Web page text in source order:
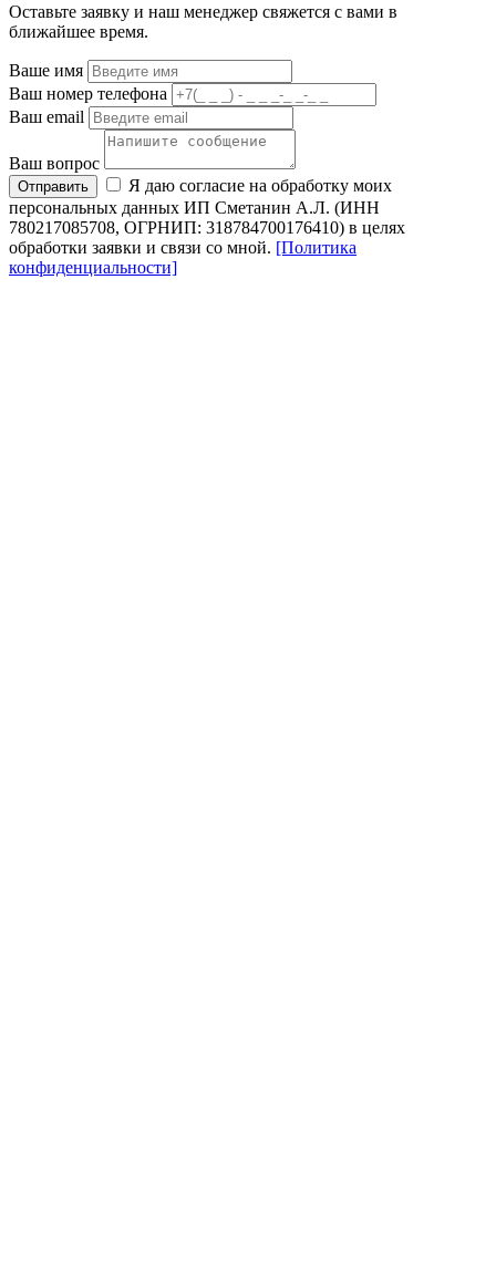
Оставьте заявку и наш менеджер свяжется с вами в
ближайшее время.
Ваше имя
Ваш номер телефона
Ваш email
Ваш вопрос
Отправить
Я даю согласие на обработку моих
персональных данных ИП Сметанин А.Л. (ИНН
780217085708, ОГРНИП: 318784700176410) в целях
обработки заявки и связи со мной. [Политика
конфиденциальности]